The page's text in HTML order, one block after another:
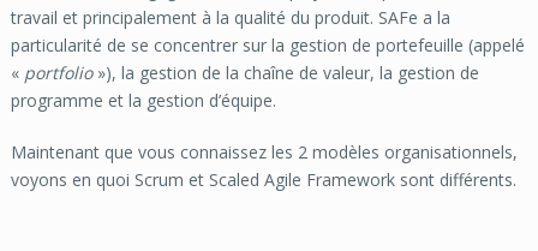
travail et principalement à la qualité du produit. SAFe a la
particularité de se concentrer sur la gestion de portefeuille (appelé
« portfolio»), la gestion de la chaîne de valeur, la gestion de
programme et la gestion d’équipe.
Maintenant que vous connaissez les 2 modèles organisationnels,
voyons en quoi Scrum et Scaled Agile Framework sont différents.